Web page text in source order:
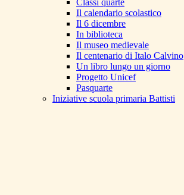
Classi quarte
Il calendario scolastico
Il 6 dicembre
In biblioteca
Il museo medievale
Il centenario di Italo Calvino
Un libro lungo un giorno
Progetto Unicef
Pasquarte
Iniziative scuola primaria Battisti